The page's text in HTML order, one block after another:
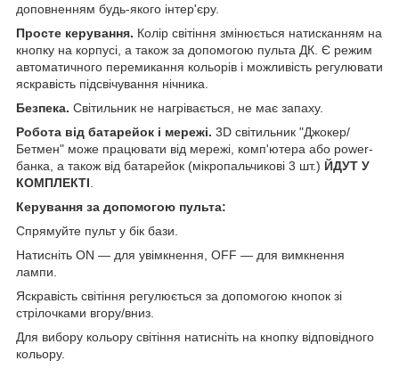
доповненням будь-якого інтер'єру.
Просте керування. Колір світіння змінюється натисканням на
кнопку на корпусі, а також за допомогою пульта ДК. Є режим
автоматичного перемикання кольорів і можливість регулювати
яскравість підсвічування нічника.
Безпека. Світильник не нагрівається, не має запаху.
Робота від батарейок і мережі. 3D світильник "Джокер/
Бетмен" може працювати від мережі, комп'ютера або power-
банка, а також від батарейок (мікропальчикові 3 шт.) ЙДУТ У
КОМПЛЕКТІ
Керування за допомогою пульта:
Спрямуйте пульт у бік бази.
Натисніть ON — для увімкнення, OFF — для вимкнення
лампи.
Яскравість світіння регулюється за допомогою кнопок зі
стрілочками вгору/вниз.
Для вибору кольору світіння натисніть на кнопку відповідного
кольору.